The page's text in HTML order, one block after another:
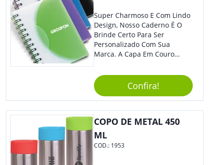
Super Charmoso E Com Lindo
Design, Nosso Caderno É O
Brinde Certo Para Ser
Personalizado Com Sua
Marca. A Capa Em Couro
Elástico Permite Maior
Segurança Ao Carregá-Lo.
Ofereça A Seus Clientes E
Colaboradores, Sem Dúvidas
Eles Irão Adorar.
Confira!
COPO DE METAL 450
ML
COD.: 1953